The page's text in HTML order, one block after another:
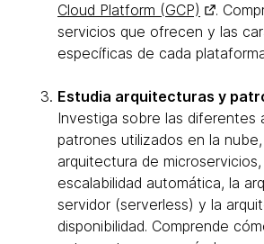
Cloud Platform (GCP)
.
servicios que ofrecen y las
específicas de cada
Estudia arquitecturas y
Investiga sobre las diferentes
patrones utilizados en la
arquitectura de
escalabilidad automática, la
servidor (serverless) y la
disponibilidad. Comprende